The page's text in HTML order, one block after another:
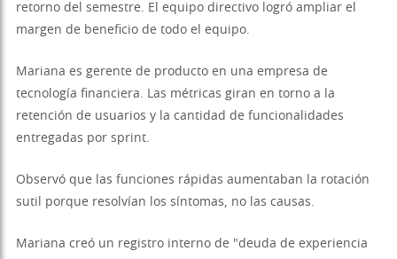
retorno del semestre. El equipo directivo logró ampliar el
margen de beneficio de todo el equipo.
Mariana es gerente de producto en una empresa de
tecnología financiera. Las métricas giran en torno a la
retención de usuarios y la cantidad de funcionalidades
entregadas por sprint.
Observó que las funciones rápidas aumentaban la rotación
sutil porque resolvían los síntomas, no las causas.
Mariana creó un registro interno de "deuda de experiencia